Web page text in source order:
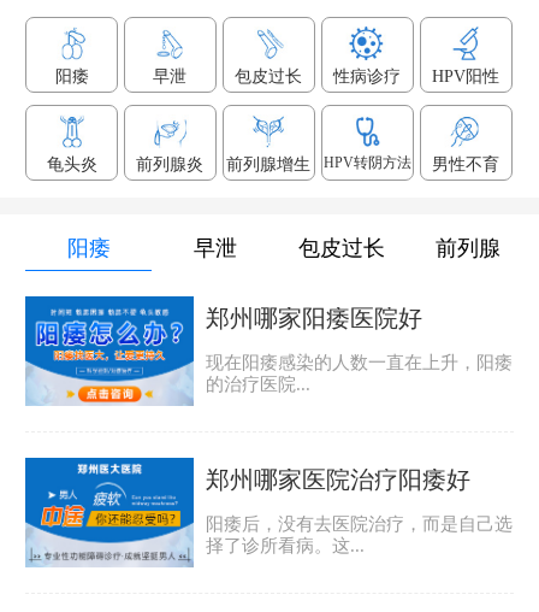
阳痿 早泄 包皮过长 性病诊疗 HPV阳性
龟头炎 前列腺炎 前列腺增生 HPV转阴方法 男性不育
阳痿 早泄 包皮过长 前列腺
郑州哪家阳痿医院好
现在阳痿感染的人数一直在上升，阳痿
的治疗医院...
郑州哪家医院治疗阳痿好
阳痿后，没有去医院治疗，而是自己选
择了诊所看病。这...